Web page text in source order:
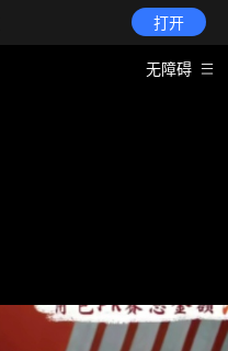
打开
无障碍